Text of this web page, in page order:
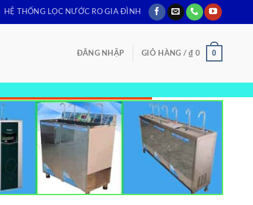
HỆ THỐNG LỌC NƯỚC RO GIA ĐÌNH
ĐĂNG NHẬP GIỎ HÀNG /₫ 0 0